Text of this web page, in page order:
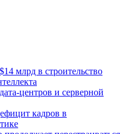
млрд в строительство
центров и серверной
кадров в